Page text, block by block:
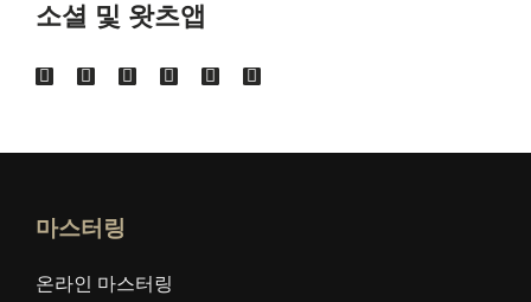
소셜 및 왓츠앱
마스터링
온라인 마스터링